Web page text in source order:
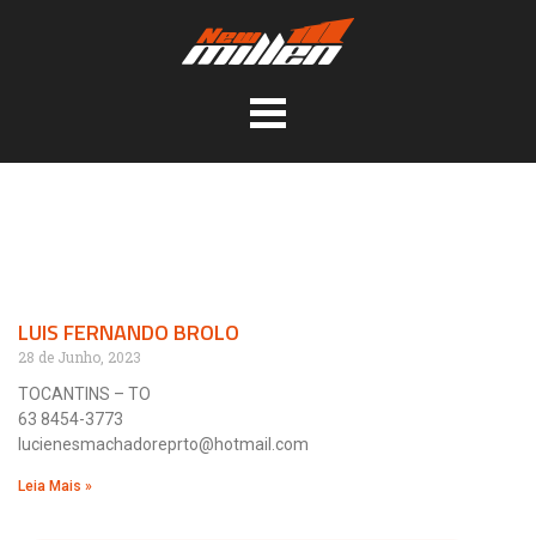
LUIS FERNANDO BROLO
28 de Junho, 2023
TOCANTINS – TO
63 8454-3773
lucienesmachadoreprto@hotmail.com
Leia Mais »